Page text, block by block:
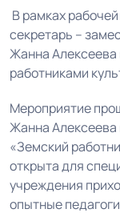
В рамках
секретарь –
Жанна Алексеева
работниками
Мероприятие
Жанна Алексеева
«Земский
открыта для
учреждения
опытные